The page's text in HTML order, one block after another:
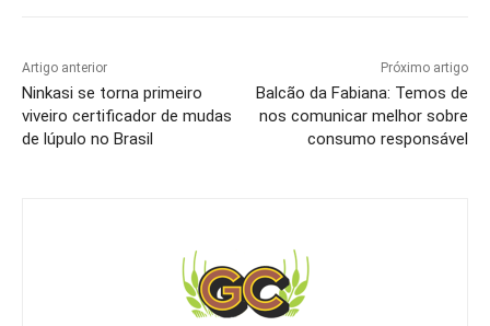
Artigo anterior
Ninkasi se torna primeiro
viveiro certificador de mudas
de lúpulo no Brasil
Próximo artigo
Balcão da Fabiana: Temos de
nos comunicar melhor sobre
consumo responsável